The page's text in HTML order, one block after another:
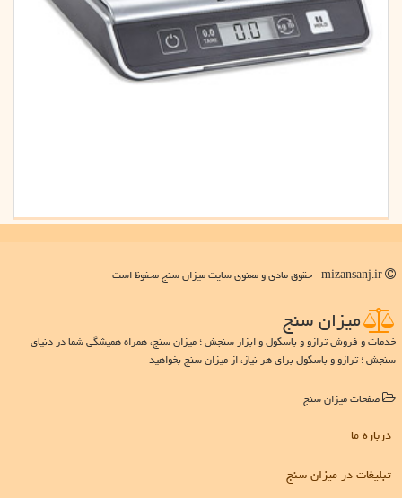
میزان سنج
خدمات و فروش ترازو و باسکول و ابزار سنجش ؛ میزان سنج، همراه همیشگی شما در دنیای
سنجش ؛ ترازو و باسکول برای هر نیاز، از میزان سنج بخواهید
صفحات میزان سنج
درباره ما
تبلیغات در میزان سنج